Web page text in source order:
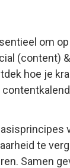
om
(content)
hoe je
te
Samen